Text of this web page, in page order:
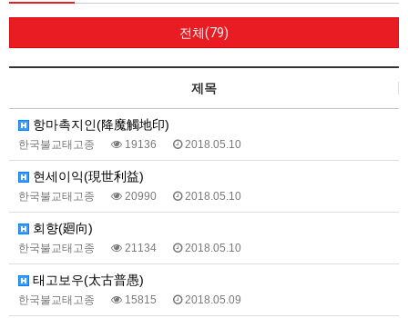
전체(79)
제목
항마촉지인(降魔觸地印)
한국불교태고종 19136 2018.05.10
현세이익(現世利益)
한국불교태고종 20990 2018.05.10
회향(廻向)
한국불교태고종 21134 2018.05.10
태고보우(太古普愚)
한국불교태고종 15815 2018.05.09